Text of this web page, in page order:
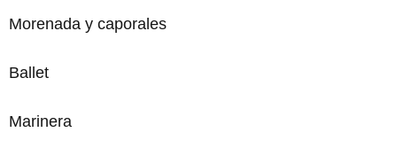
Morenada y caporales
Ballet
Marinera